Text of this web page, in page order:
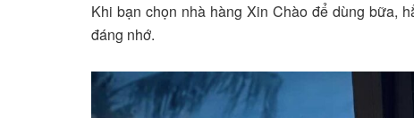
Khi bạn chọn nhà hàng Xin Chào để dùng bữa,
đáng nhớ.